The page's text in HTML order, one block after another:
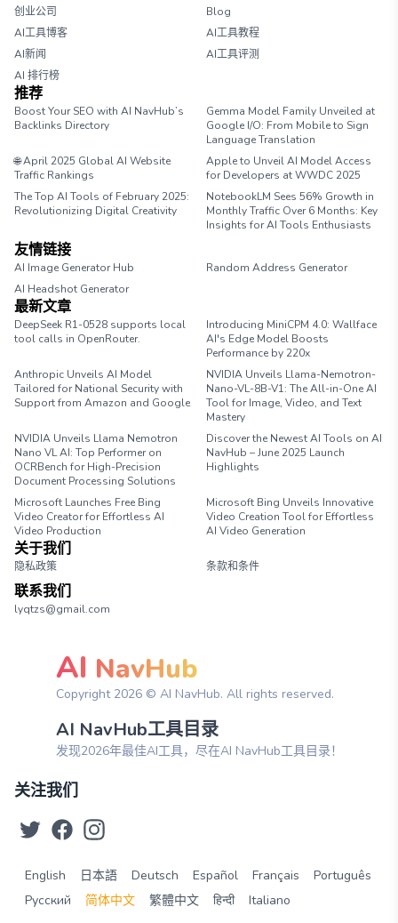
创业公司
Blog
AI工具博客
AI工具教程
AI新闻
AI工具评测
AI 排行榜
推荐
Boost Your SEO with AI NavHub’s
Backlinks Directory
Gemma Model Family Unveiled at
Google I/O: From Mobile to Sign
Language Translation
🌐 April 2025 Global AI Website
Traffic Rankings
Apple to Unveil AI Model Access
for Developers at WWDC 2025
The Top AI Tools of February 2025:
Revolutionizing Digital Creativity
NotebookLM Sees 56% Growth in
Monthly Traffic Over 6 Months: Key
Insights for AI Tools Enthusiasts
友情链接
AI Image Generator Hub
Random Address Generator
AI Headshot Generator
最新文章
DeepSeek R1-0528 supports local
tool calls in OpenRouter.
Introducing MiniCPM 4.0: Wallface
AI's Edge Model Boosts
Performance by 220x
Anthropic Unveils AI Model
Tailored for National Security with
Support from Amazon and Google
NVIDIA Unveils Llama-Nemotron-
Nano-VL-8B-V1: The All-in-One AI
Tool for Image, Video, and Text
Mastery
NVIDIA Unveils Llama Nemotron
Nano VL AI: Top Performer on
OCRBench for High-Precision
Document Processing Solutions
Discover the Newest AI Tools on AI
NavHub – June 2025 Launch
Highlights
Microsoft Launches Free Bing
Video Creator for Effortless AI
Video Production
Microsoft Bing Unveils Innovative
Video Creation Tool for Effortless
AI Video Generation
关于我们
隐私政策 条款和条件
联系我们
lyqtzs@gmail.com
AI NavHub
Copyright 2026© AI NavHub. All rights reserved.
AI NavHub工具目录
发现2026年最佳AI工具，尽在AI NavHub工具目录！
关注我们
English 日本語 Deutsch Español Français
Português
Русский
简体中文 繁體中文 हिन्दी Italiano